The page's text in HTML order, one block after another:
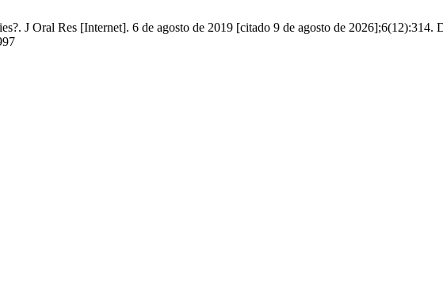
J Oral Res [Internet]. 6 de agosto de 2019 [citado 9 de agosto de 2026];6(12):314.